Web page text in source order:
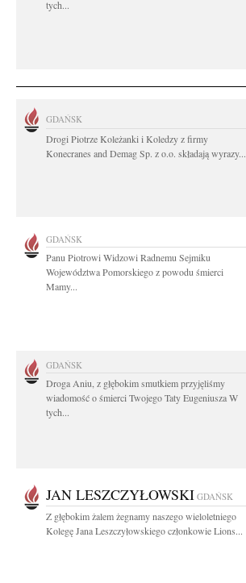
tych...
GDAŃSK
Drogi Piotrze Koleżanki i Koledzy z firmy
Konecranes and Demag Sp. z o.o. składają wyrazy...
GDAŃSK
Panu Piotrowi Widzowi Radnemu Sejmiku
Województwa Pomorskiego z powodu śmierci
Mamy...
GDAŃSK
Droga Aniu, z głębokim smutkiem przyjęliśmy
wiadomość o śmierci Twojego Taty Eugeniusza W
tych...
JAN LESZCZYŁOWSKI GDAŃSK
Z głębokim żalem żegnamy naszego wieloletniego
Kolegę Jana Leszczyłowskiego członkowie Lions...